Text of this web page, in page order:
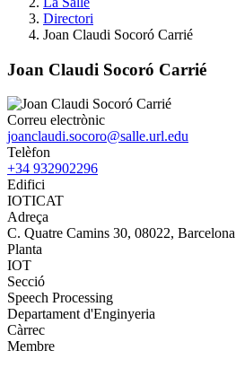
Directori
Joan Claudi Socoró Carrié
Joan Claudi Socoró Carrié
Correu electrònic
joanclaudi.socoro@salle.url.edu
Telèfon
+34 932902296
Edifici
IOTICAT
Adreça
C. Quatre Camins 30, 08022, Barcelona
Planta
IOT
Secció
Speech Processing
Departament d'Enginyeria
Càrrec
Membre